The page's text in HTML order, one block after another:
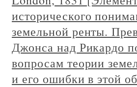
исторического
земельной ренты.
Джонса над Рикардо
вопросам теории
и его ошибки в этой